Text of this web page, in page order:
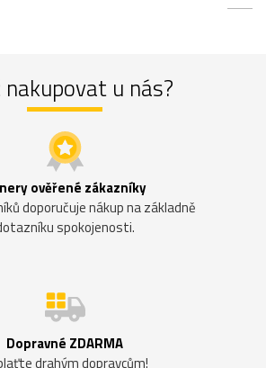
nakupovat u nás?
ověřené zákazníky
doporučuje nákup na základně
spokojenosti.
Dopravné ZDARMA
drahým dopravcům!